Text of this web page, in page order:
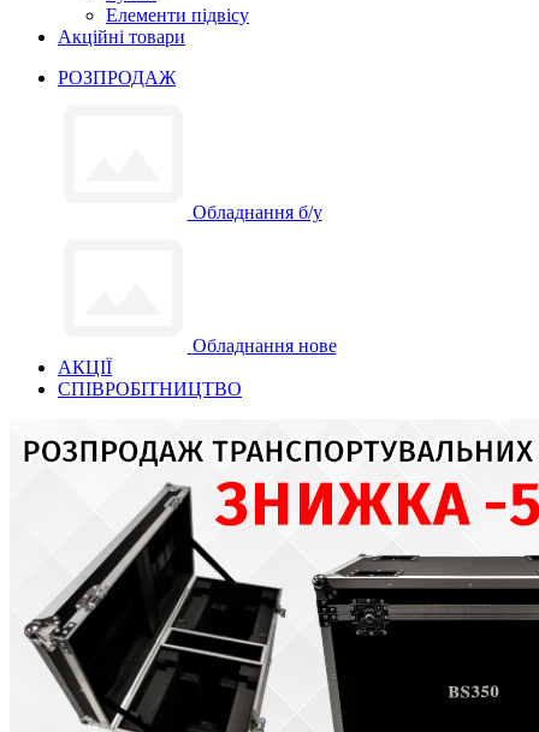
Елементи підвісу
Акційні товари
РОЗПРОДАЖ
Обладнання б/у
Обладнання нове
АКЦІЇ
СПІВРОБІТНИЦТВО